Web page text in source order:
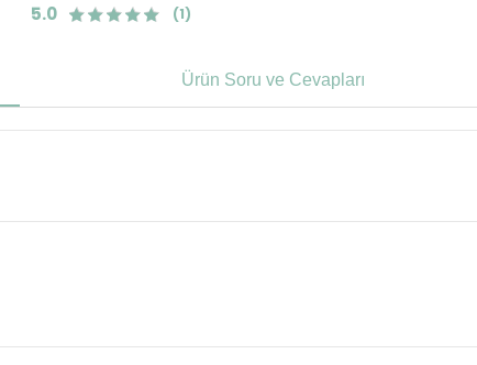
5.0 (1)
Ürün Soru ve Cevapları